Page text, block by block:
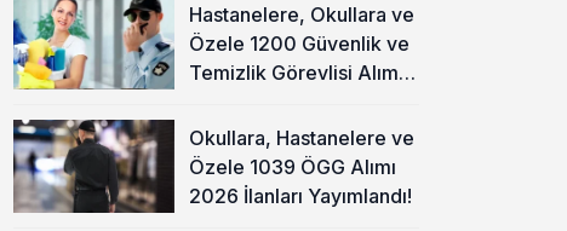
Hastanelere, Okullara ve
Özele 1200 Güvenlik ve
Temizlik Görevlisi Alımı
Okullara, Hastanelere ve
Özele 1039 ÖGG Alımı
2026 İlanları Yayımlandı!